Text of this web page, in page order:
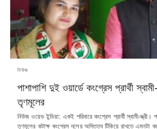
নিউজ
পাশাপাশি দুই ওয়ার্ডে কংগ্রেস প্রার্থী
তৃণমূলের
নিউজ ওয়েভ ইন্ডিয়া: একই পরিবারে কংগ্রেস প্রার্থী স্বামী-স্ত্রী।
তৃণমূলের কটাক্ষ কংগ্রেস দলের অস্তিত্ব টিকিয়ে রাখতে এমনটা